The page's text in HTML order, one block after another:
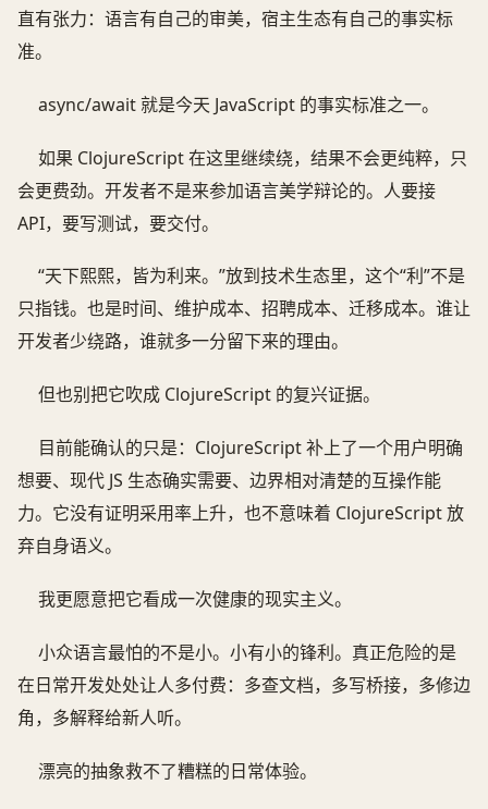
直有张力：语言有自己的审美，宿主生态有自己的事实标
准。
async/await 就是今天 JavaScript 的事实标准之一。
如果 ClojureScript 在这里继续绕，结果不会更纯粹，只
会更费劲。开发者不是来参加语言美学辩论的。人要接
API，要写测试，要交付。
“天下熙熙，皆为利来。”放到技术生态里，这个“利”不是
只指钱。也是时间、维护成本、招聘成本、迁移成本。谁让
开发者少绕路，谁就多一分留下来的理由。
但也别把它吹成 ClojureScript 的复兴证据。
目前能确认的只是：ClojureScript 补上了一个用户明确
想要、现代 JS 生态确实需要、边界相对清楚的互操作能
力。它没有证明采用率上升，也不意味着 ClojureScript 放
弃自身语义。
我更愿意把它看成一次健康的现实主义。
小众语言最怕的不是小。小有小的锋利。真正危险的是
在日常开发处处让人多付费：多查文档，多写桥接，多修边
角，多解释给新人听。
漂亮的抽象救不了糟糕的日常体验。